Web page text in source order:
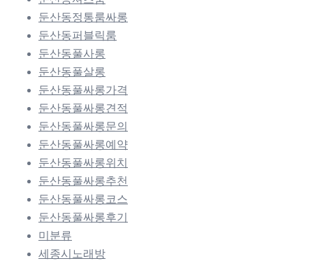
둔산동정통룸싸롱
둔산동퍼블릭룸
둔산동풀사롱
둔산동풀살롱
둔산동풀싸롱가격
둔산동풀싸롱견적
둔산동풀싸롱문의
둔산동풀싸롱예약
둔산동풀싸롱위치
둔산동풀싸롱추천
둔산동풀싸롱코스
둔산동풀싸롱후기
미분류
세종시노래방